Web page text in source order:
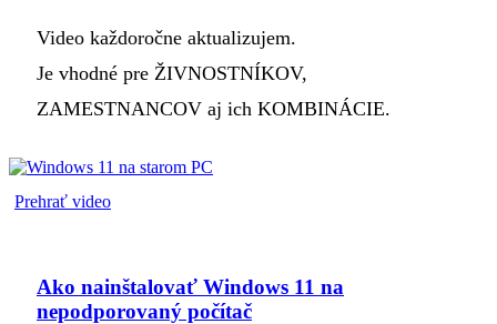
Video každoročne aktualizujem.
Je vhodné pre ŽIVNOSTNÍKOV,
ZAMESTNANCOV aj ich KOMBINÁCIE.
Prehrať video
Ako nainštalovať Windows 11 na
nepodporovaný počítač